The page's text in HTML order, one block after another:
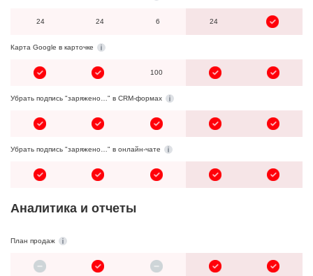
24 24 6 24
Карта Google в карточке
100
Убрать подпись "заряжено…" в CRM-формах
Убрать подпись "заряжено…" в онлайн-чате
Аналитика и отчеты
План продаж